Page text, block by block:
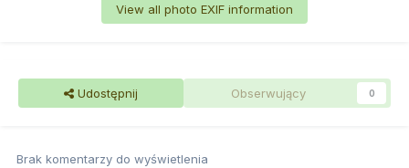
View all photo EXIF information
Udostępnij Obserwujący 0
Brak komentarzy do wyświetlenia